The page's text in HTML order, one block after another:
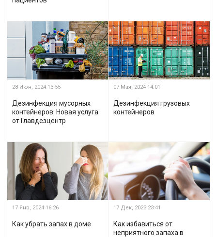
28 Июн, 2024 13:55
Дезинфекция мусорных
контейнеров: Новая услуга
от Главдезцентр
07 Мая, 2024 14:01
Дезинфекция грузовых
контейнеров
17 Янв, 2024 16:26
Как убрать запах в доме
17 Дек, 2023 23:41
Как избавиться от
неприятного запаха в